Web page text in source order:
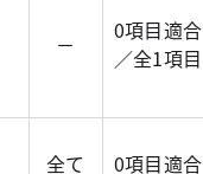
－
0項目適合
／全1項目
全て 0項目適合